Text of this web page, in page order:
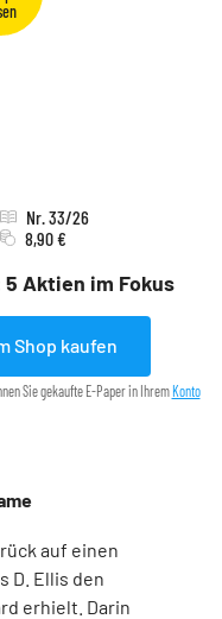
5 Aktien im Fokus
Nr. 33/26
8,90 €
Shop kaufen
Sie gekaufte E-Paper in IhremKonto
auf einen
D. Ellis den
erhielt. Darin